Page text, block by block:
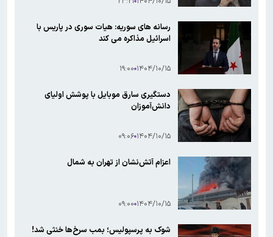
رسانه های سوریه: هیات سوری در پاریس با
اسرائیل مذاکره می کند
۱۴۰۴/۱۰/۱۵ ۱۹:۰۰
دستگیری سارق موبایل با پوشش اولیای
دانش‌آموزان
۱۴۰۴/۱۰/۱۵ ۰۹:۰۶
اعزام آتش‌نشان از تهران به شمال
۱۴۰۴/۱۰/۱۵ ۰۹:۰۰
شوک به پرسپولیس؛ بمب سرخ‌ها خنثی شد!